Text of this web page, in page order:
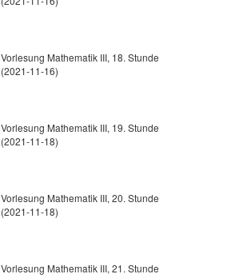
Vorlesung Mathematik III, 18. Stunde
(2021-11-16)
Vorlesung Mathematik III, 19. Stunde
(2021-11-18)
Vorlesung Mathematik III, 20. Stunde
(2021-11-18)
Vorlesung Mathematik III, 21. Stunde